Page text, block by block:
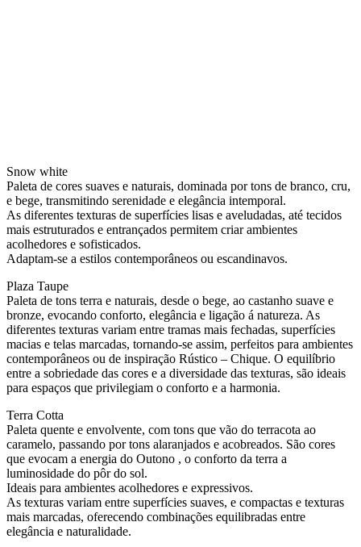
Snow white
Paleta de cores suaves e naturais, dominada por tons de branco, cru,
e bege, transmitindo serenidade e elegância intemporal.
As diferentes texturas de superfícies lisas e aveludadas, até tecidos
mais estruturados e entrançados permitem criar ambientes
acolhedores e sofisticados.
Adaptam-se a estilos contemporâneos ou escandinavos.
Plaza Taupe
Paleta de tons terra e naturais, desde o bege, ao castanho suave e
bronze, evocando conforto, elegância e ligação á natureza. As
diferentes texturas variam entre tramas mais fechadas, superfícies
macias e telas marcadas, tornando-se assim, perfeitos para ambientes
contemporâneos ou de inspiração Rústico – Chique. O equilíbrio
entre a sobriedade das cores e a diversidade das texturas, são ideais
para espaços que privilegiam o conforto e a harmonia.
Terra Cotta
Paleta quente e envolvente, com tons que vão do terracota ao
caramelo, passando por tons alaranjados e acobreados. São cores
que evocam a energia do Outono , o conforto da terra a
luminosidade do pôr do sol.
Ideais para ambientes acolhedores e expressivos.
As texturas variam entre superfícies suaves, e compactas e texturas
mais marcadas, oferecendo combinações equilibradas entre
elegância e naturalidade.